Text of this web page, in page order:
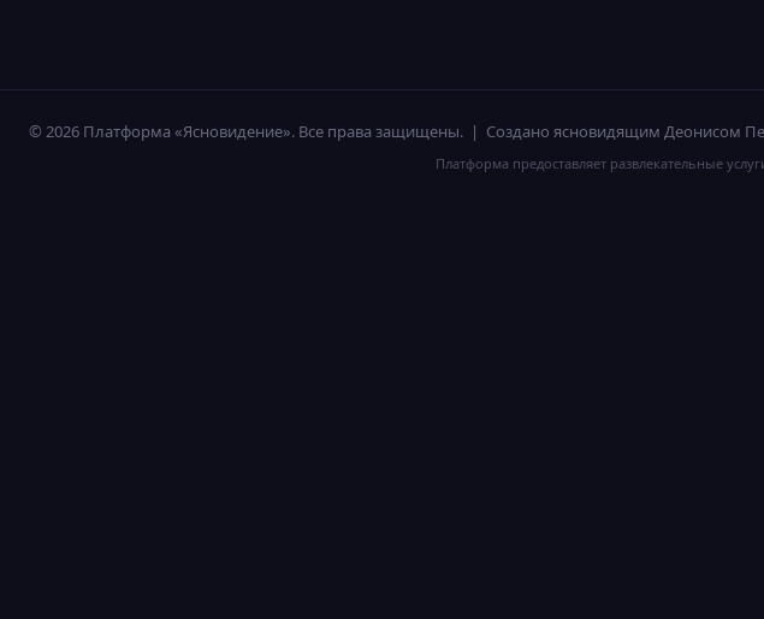
© 2026 Платформа «Ясновидение». Все права защищены. | Создано ясновидящим Деонисом
Платформа предоставляет развлекательные